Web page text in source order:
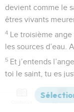
devient comme le
êtres vivants
4 Le troisième
les sources d’eau.
5 Et j’entends
toi le saint, tu es
En effet,
prophètes, tu leur
Versions